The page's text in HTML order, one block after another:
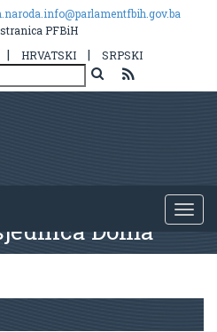
PFBiH
| HRVATSKI | SRPSKI
Doma